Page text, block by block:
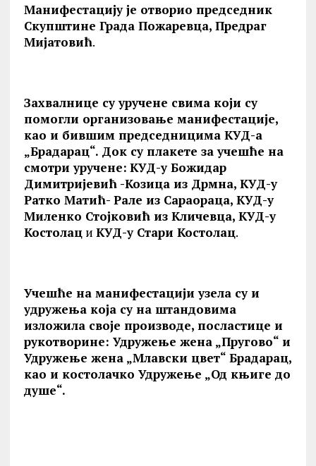
Манифестацију је отворио председник
Скупштине Града Пожаревца, Предраг
Мијатовић.
Захвалнице су уручене свима који су
помогли организовање манифестације,
као и бившим председницима КУД-а
„Брадарац“. Док су плакете за учешће на
смотри уручене: КУД-у Божидар
Димитријевић -Козица из Дрмна, КУД-у
Ратко Матић- Рале из Сараораца, КУД-у
Миленко Стојковић из Кличевца, КУД-у
Костолац и КУД-у Стари Костолац.
Учешће на манифестацији узела су и
удружења која су на штандовима
изложила своје производе, посластице и
рукотворине: Удружење жена „Пругово“ и
Удружење жена „Млавски цвет“ Брадарац,
као и костолачко Удружење „Од књиге до
душе“.